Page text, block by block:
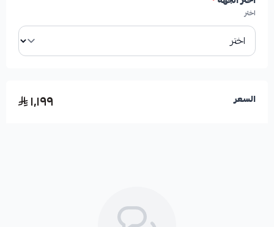
صناعة:صناعة أمريكية.
تحسين الأداء:
تساهم في زيادة قوة الفرامل بنسبة تتراوح
اختر
السعر ١٬١٩٩